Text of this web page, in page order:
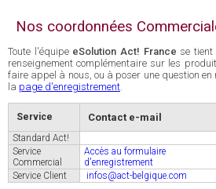
Nos coordonnées
Toute l'équipe eSolution Act! France se
renseignement complémentaire sur les
faire appel à nous, ou à poser une question
la page d'enregistrement.
Service Contact e-mail
Standard Act!
Service
Commercial
Accès au formulaire
d'enregistrement
Service Client
infos@act-belgique.com